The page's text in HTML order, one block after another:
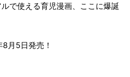
で使える育児漫画、ここに爆誕
月5日発売！